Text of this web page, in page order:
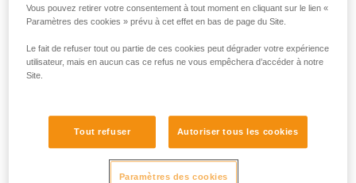
Email *
Rejoignez la communauté !
Vous pouvez retirer votre consentement à tout moment en cliquant sur le lien «
Paramètres des cookies » prévu à cet effet en bas de page du Site.
Le fait de refuser tout ou partie de ces cookies peut dégrader votre expérience
utilisateur, mais en aucun cas ce refus ne vous empêchera d’accéder à notre
Site.
Tout refuser Autoriser tous les cookies
Paramètres des cookies